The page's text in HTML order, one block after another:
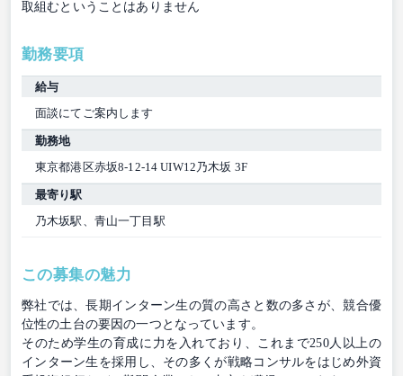
取組むということはありません
勤務要項
給与
面談にてご案内します
勤務地
東京都港区赤坂8-12-14 UIW12乃木坂 3F
最寄り駅
乃木坂駅、青山一丁目駅
この募集の魅力
弊社では、長期インターン生の質の高さと数の多さが、競合優
位性の土台の要因の一つとなっています。
そのため学生の育成に力を入れており、これまで250人以上の
インターン生を採用し、その多くが戦略コンサルをはじめ外資